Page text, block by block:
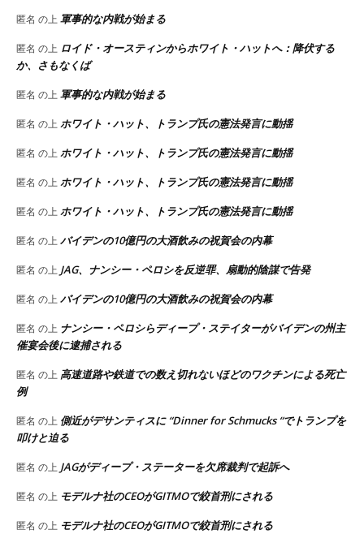
匿名 の上 軍事的な内戦が始まる
匿名 の上 ロイド・オースティンからホワイト・ハットへ：降伏する
か、さもなくば
匿名 の上 軍事的な内戦が始まる
匿名 の上 ホワイト・ハット、トランプ氏の憲法発言に動揺
匿名 の上 ホワイト・ハット、トランプ氏の憲法発言に動揺
匿名 の上 ホワイト・ハット、トランプ氏の憲法発言に動揺
匿名 の上 ホワイト・ハット、トランプ氏の憲法発言に動揺
匿名 の上 バイデンの10億円の大酒飲みの祝賀会の内幕
匿名 の上 JAG、ナンシー・ペロシを反逆罪、扇動的陰謀で告発
匿名 の上 バイデンの10億円の大酒飲みの祝賀会の内幕
匿名 の上 ナンシー・ペロシらディープ・ステイターがバイデンの州主
催宴会後に逮捕される
匿名 の上 高速道路や鉄道での数え切れないほどのワクチンによる死亡
例
匿名 の上 側近がデサンティスに “Dinner for Schmucks “でトランプを
叩けと迫る
匿名 の上 JAGがディープ・ステーターを欠席裁判で起訴へ
匿名 の上 モデルナ社のCEOがGITMOで絞首刑にされる
匿名 の上 モデルナ社のCEOがGITMOで絞首刑にされる